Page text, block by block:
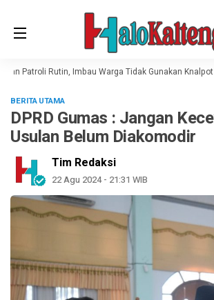
Patroli Rutin, Imbau Warga Tidak Gunakan Knalpot
BERITA UTAMA
DPRD Gumas : Jangan
Usulan Belum Diakomodir
Tim Redaksi
22 Agu 2024 - 21:31 WIB